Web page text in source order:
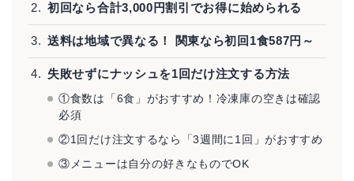
初回なら合計3,000円割引でお得に始められる
送料は地域で異なる！ 関東なら初回1食587円～
失敗せずにナッシュを1回だけ注文する方法
①食数は「6食」がおすすめ！冷凍庫の空きは確認
必須
②1回だけ注文するなら「3週間に1回」がおすすめ
③メニューは自分の好きなものでOK